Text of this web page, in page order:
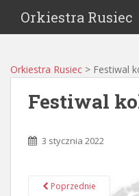
Orkiestra Rusiec
Orkiestra Rusiec > Festiwal
Festiwal
3 stycznia 2022
Poprzednie